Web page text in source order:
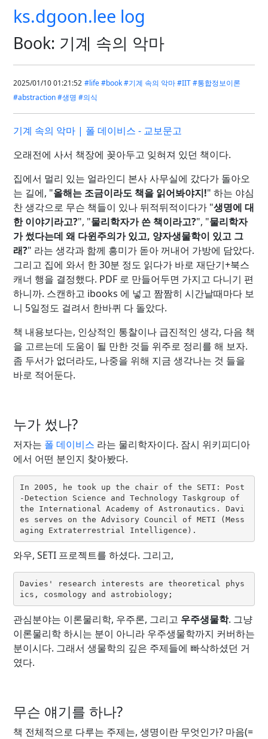
ks.dgoon.lee log
Book: 기계 속의 악마
2025/01/10 01:21:52 #life#book#기계 속의 악마#IIT#통합정보이론
#abstraction#생명 #의식
기계 속의 악마 | 폴 데이비스 - 교보문고
오래전에 사서 책장에 꽂아두고 잊혀져 있던 책이다.
집에서 멀리 있는 얼라인디 본사 사무실에 갔다가 돌아오
는 길에, "올해는 조금이라도 책을 읽어봐야지!" 하는 야심
찬 생각으로 무슨 책들이 있나 뒤적뒤적이다가 "생명에 대
한 이야기라고?", "물리학자가 쓴 책이라고?", "물리학자
가 썼다는데 왜 다윈주의가 있고, 양자생물학이 있고 그
래?" 라는 생각과 함께 흥미가 돋아 꺼내어 가방에 담았다.
그리고 집에 와서 한 30분 정도 읽다가 바로 재단기+북스
캐너 행을 결정했다. PDF 로 만들어두면 가지고 다니기 편
하니까. 스캔하고 ibooks 에 넣고 짬짬히 시간날때마다 보
니 5일정도 걸려서 한바퀴 다 돌았다.
책 내용보다는, 인상적인 통찰이나 급진적인 생각, 다음 책
을 고르는데 도움이 될 만한 것들 위주로 정리를 해 보자.
좀 두서가 없더라도, 나중을 위해 지금 생각나는 것 들을
바로 적어둔다.
누가 썼나?
저자는 폴 데이비스 라는 물리학자이다. 잠시 위키피디아
에서 어떤 분인지 찾아봤다.
In 2005, he took up the chair of the SETI: Post
-Detection Science and Technology Taskgroup of
the International Academy of Astronautics. Davi
es serves on the Advisory Council of METI (Mess
aging Extraterrestrial Intelligence).
와우, SETI 프로젝트를 하셨다. 그리고,
Davies' research interests are theoretical phys
ics, cosmology and astrobiology;
관심분야는 이론물리학, 우주론, 그리고 우주생물학. 그냥
이론물리학 하시는 분이 아니라 우주생물학까지 커버하는
분이시다. 그래서 생물학의 깊은 주제들에 빠삭하셨던 거
였다.
무슨 얘기를 하나?
책 전체적으로 다루는 주제는, 생명이란 무엇인가? 마음(=